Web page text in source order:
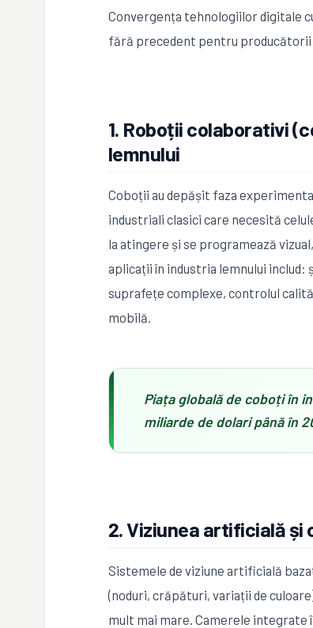
Convergența tehnologiilor digitale
fără precedent pentru producătorii
1. Roboții colaborativi
lemnului
Coboții au depășit faza
industriali clasici care necesită
la atingere și se programează
aplicații în industria lemnului
suprafețe complexe, controlul
mobilă.
Piața globală de coboți în
miliarde de dolari până în
2. Viziunea artificială
Sistemele de viziune artificială
(noduri, crăpături, variații de
mult mai mare. Camerele integrate